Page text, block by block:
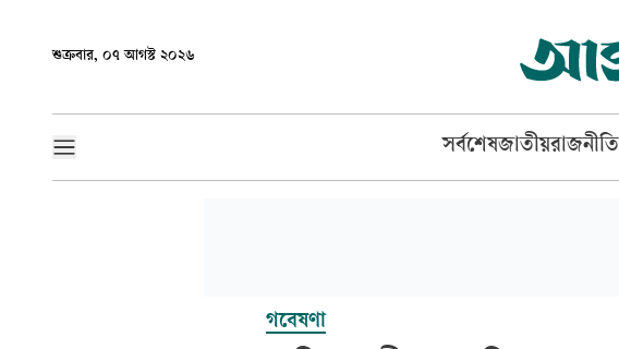
শুক্রবার, ০৭ আগস্ট ২০২৬
সর্বশেষজাতীয়রাজনীতি
গবেষণা